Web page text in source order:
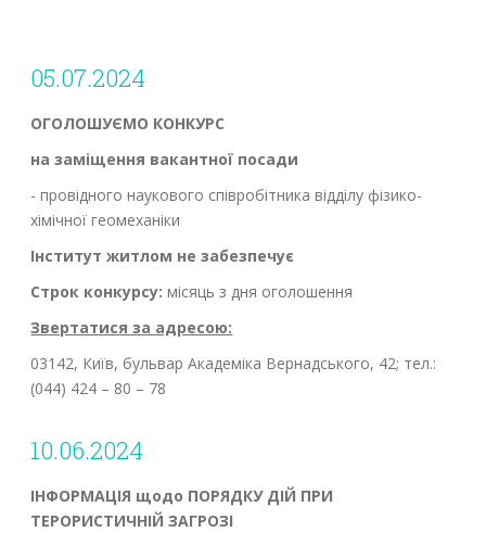
05.07.2024
ОГОЛОШУЄМО КОНКУРС
на заміщення вакантної посади
- провідного наукового співробітника відділу фізико-
хімічної геомеханіки
Інститут житлом не забезпечує
Строк конкурсу: місяць з дня оголошення
Звертатися за адресою:
03142, Київ, бульвар Академіка Вернадського, 42; тел.:
(044) 424 – 80 – 78
10.06.2024
ІНФОРМАЦІЯ щодо ПОРЯДКУ ДІЙ ПРИ
ТЕРОРИСТИЧНІЙ ЗАГРОЗІ